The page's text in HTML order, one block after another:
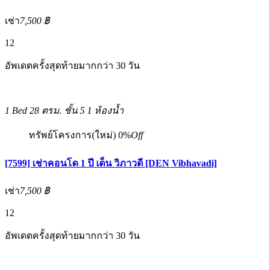
เช่า7,500 ฿
12
อัพเดตครั้งสุดท้ายมากกว่า 30 วัน
1 Bed 28 ตรม. ชั้น 5 1 ห้องน้ำ
ทรัพย์โครงการ(ใหม่) 0%Off
[7599] เช่าคอนโด 1 ปี เด็น วิภาวดี [DEN Vibhavadi]
เช่า7,500 ฿
12
อัพเดตครั้งสุดท้ายมากกว่า 30 วัน